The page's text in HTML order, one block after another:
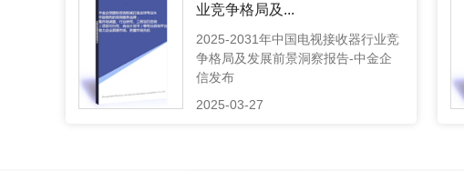
业竞争格局及...
2025-2031年中国电视接收器行业竞
争格局及发展前景洞察报告-中金企
信发布
2025-03-27